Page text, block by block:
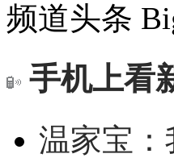
频道头条
手机上看
温家宝